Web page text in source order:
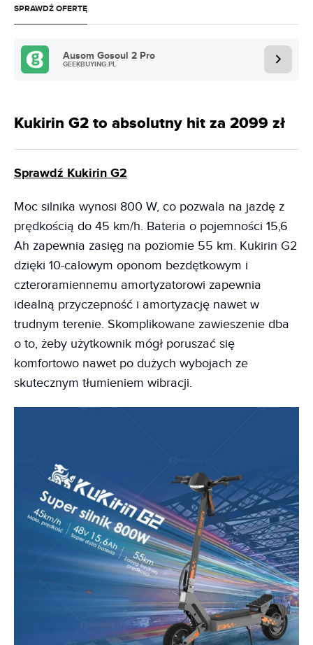
SPRAWDŹ OFERTĘ
Ausom Gosoul 2 Pro
GEEKBUYING.PL
Kukirin G2 to absolutny hit za 2099 zł
Sprawdź Kukirin G2
Moc silnika wynosi 800 W, co pozwala na jazdę z
prędkością do 45 km/h. Bateria o pojemności 15,6
Ah zapewnia zasięg na poziomie 55 km. Kukirin G2
dzięki 10-calowym oponom bezdętkowym i
czteroramiennemu amortyzatorowi zapewnia
idealną przyczepność i amortyzację nawet w
trudnym terenie. Skomplikowane zawieszenie dba
o to, żeby użytkownik mógł poruszać się
komfortowo nawet po dużych wybojach ze
skutecznym tłumieniem wibracji.